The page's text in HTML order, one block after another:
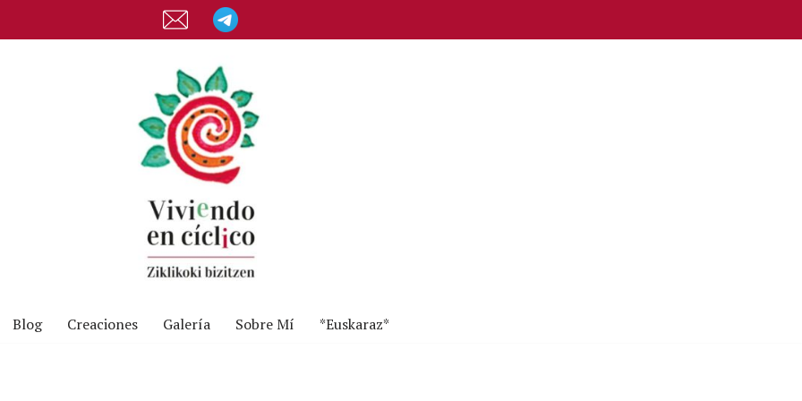
Blog Creaciones Galería Sobre Mí *Euskaraz*